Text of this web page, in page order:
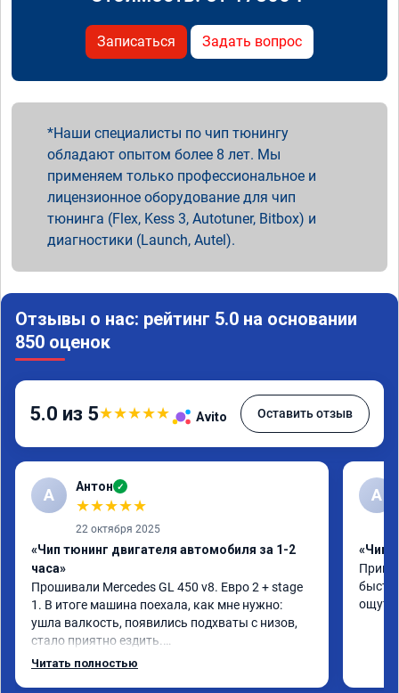
Записаться Задать вопрос
Наши специалисты по чип тюнингу
обладают опытом более 8 лет. Мы
применяем только профессиональное и
лицензионное оборудование для чип
тюнинга (Flex, Kess 3, Autotuner, Bitbox) и
диагностики (Launch, Autel).
Отзывы о нас: рейтинг 5.0 на основании
850 оценок
5.0 из 5★★★★★ Avito Оставить отзыв
А Антон ✓
★★★★★
22 октября 2025
«Чип тюнинг двигателя автомобиля за 1-2
часа»
Прошивали Mercedes GL 450 v8. Евро 2 + stage
1. В итоге машина поехала, как мне нужно:
ушла валкость, появились подхваты с низов,
стало приятно ездить.
Одни из лучших трат, в авто! 🔥
Читать полностью
A
«Чип